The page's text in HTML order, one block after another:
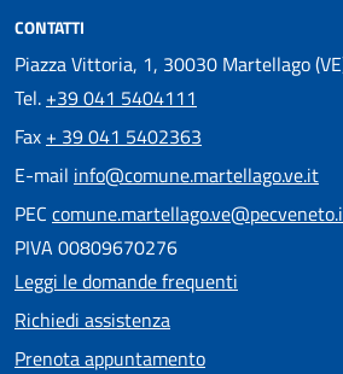
CONTATTI
Piazza Vittoria, 1, 30030 Martellago
Tel. +39 041 5404111
Fax + 39 041 5402363
E-mail info@comune.martellago.ve.it
PEC
PIVA 00809670276
Leggi le domande frequenti
Richiedi assistenza
Prenota appuntamento